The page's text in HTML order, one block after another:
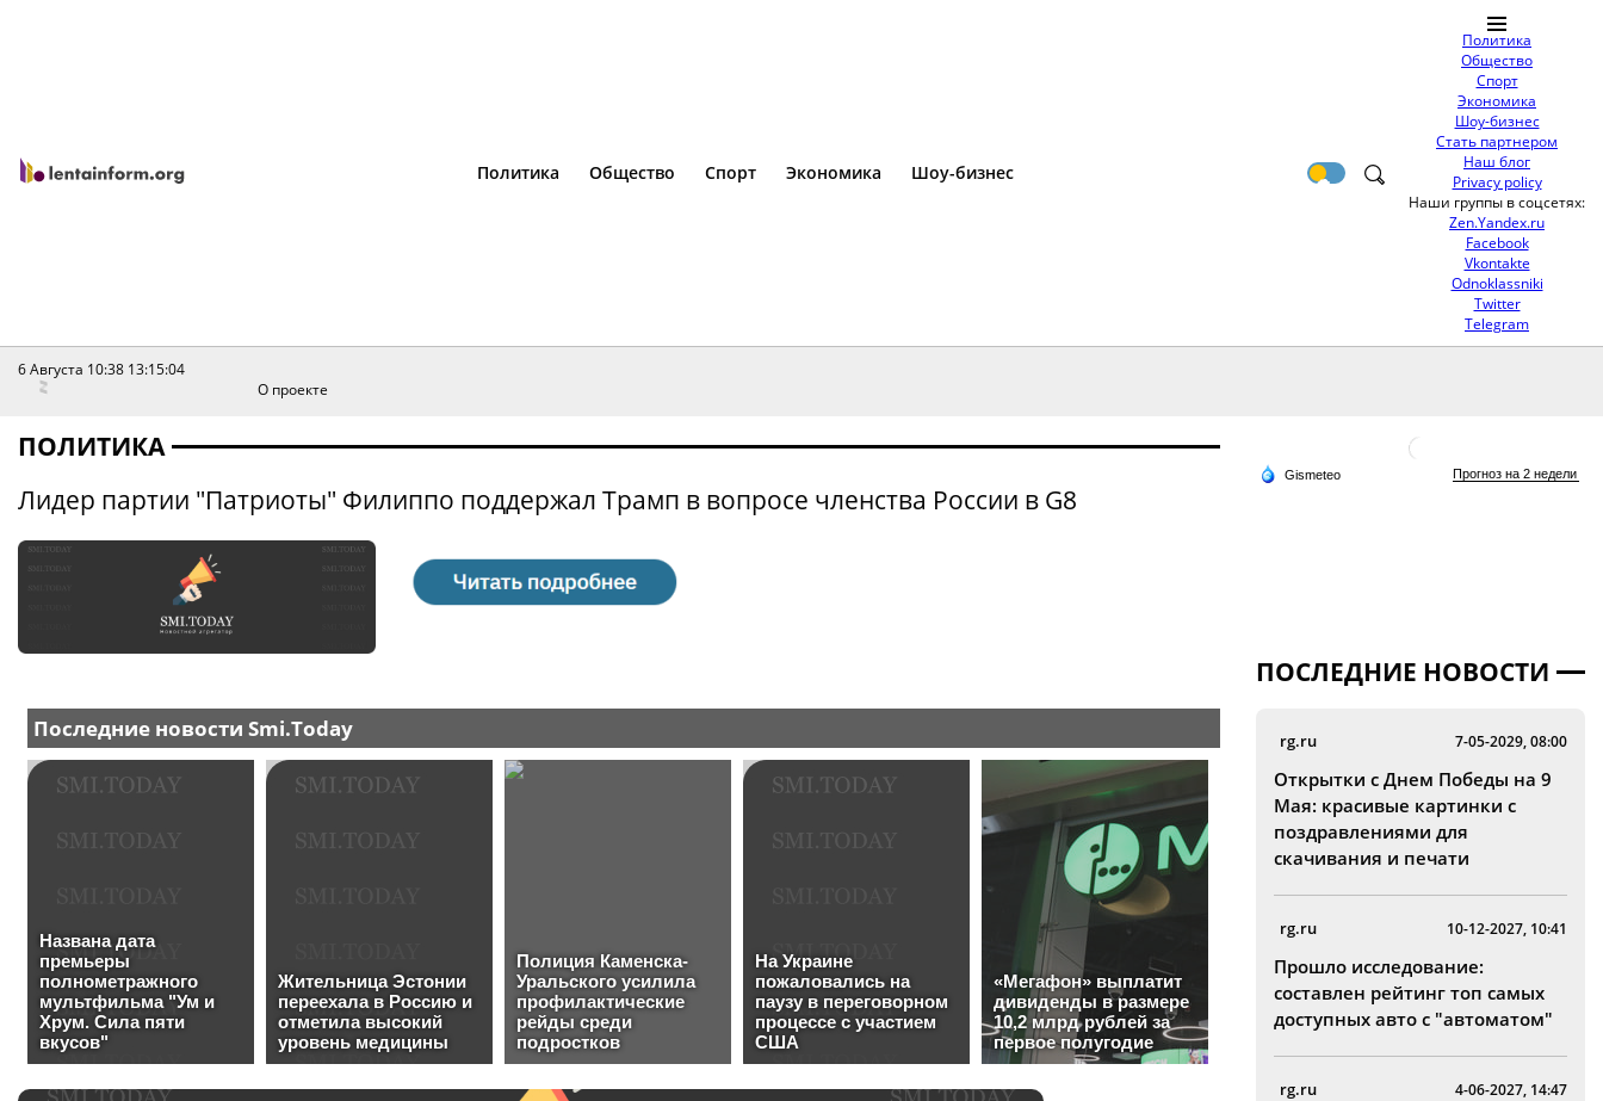
Политика Общество Спорт Экономика Шоу-бизнес
Политика
Общество
Спорт
Экономика
Шоу-бизнес
Стать партнером
Наш блог
Privacy policy
Наши группы в соцсетях:
Zen.Yandex.ru
Facebook
Vkontakte
Odnoklassniki
Twitter
Telegram
6 Августа 10:38 13:15:04
О проекте
ПОЛИТИКА
Лидер партии "Патриоты" Филиппо поддержал Трамп в вопросе членства России в G8
ПОСЛЕДНИЕ НОВОСТИ
rg.ru 7-05-2029, 08:00
Открытки с Днем Победы на 9
Мая: красивые картинки с
поздравлениями для
скачивания и печати
rg.ru 10-12-2027, 10:41
Прошло исследование:
составлен рейтинг топ самых
доступных авто с "автоматом"
rg.ru 4-06-2027, 14:47